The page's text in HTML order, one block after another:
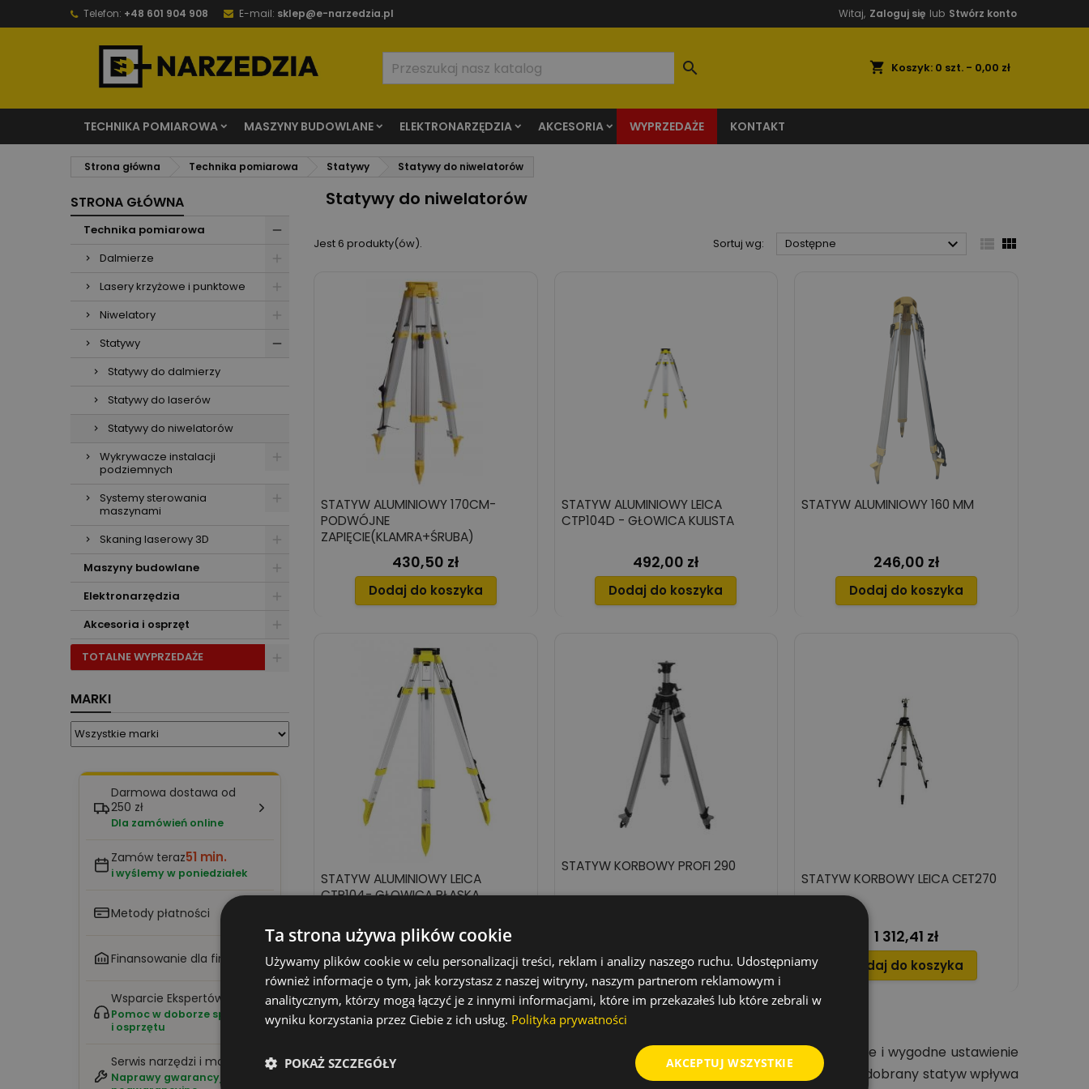
Telefon: +48 601 904 908 E-mail: sklep@e-narzedzia.pl Witaj, Zaloguj się lub Stwórz konto
shopping_cart Koszyk: 0 szt. - 0,00 zł

TECHNIKA POMIAROWA MASZYNY BUDOWLANE ELEKTRONARZĘDZIA AKCESORIA WYPRZEDAŻE KONTAKT
Strona główna Technika pomiarowa Statywy Statywy do niwelatorów
STRONA GŁÓWNA
Technika pomiarowa
Dalmierze
Lasery krzyżowe i punktowe
Niwelatory
Statywy
Statywy do dalmierzy
Statywy do laserów
Statywy do niwelatorów
Wykrywacze instalacji
podziemnych
Systemy sterowania
maszynami
Skaning laserowy 3D
Maszyny budowlane
Elektronarzędzia
Akcesoria i osprzęt
TOTALNE WYPRZEDAŻE
MARKI
Darmowa dostawa od
250 zł
Dla zamówień online
Zamów teraz51 min.
i wyślemy w poniedziałek
Metody płatności
Finansowanie dla firm
Wsparcie Ekspertów
Pomoc w doborze sprzętu
i osprzętu
Serwis narzędzi i maszyn
Naprawy gwarancyjne i
Statywy do niwelatorów
Jest 6 produkty(ów). Sortuj wg: Dostępne   
STATYW ALUMINIOWY 170CM-
PODWÓJNE
ZAPIĘCIE(KLAMRA+ŚRUBA)
Cena
430,50 zł
Dodaj do koszyka
STATYW ALUMINIOWY LEICA
CTP104D - GŁOWICA KULISTA
Cena
492,00 zł
Dodaj do koszyka
STATYW ALUMINIOWY 160 MM
Cena
246,00 zł
Dodaj do koszyka
STATYW ALUMINIOWY LEICA
CTP104- GŁOWICA PŁASKA
Cena
360,39 zł
Dodaj do koszyka
STATYW KORBOWY PROFI 290
Dodaj do koszyka
STATYW KORBOWY LEICA CET270
Cena
1 312,41 zł
Dodaj do koszyka
Wyświetlam 1-6 z 6 elementów
Statywy do niwelatorów to niezbędne akcesoria pomiarowe, które umożliwiają stabilne i wygodne ustawienie
niwelatora podczas prac budowlanych, geodezyjnych oraz terenowych. Odpowiednio dobrany statyw wpływa
Ta strona używa plików cookie
Używamy plików cookie w celu personalizacji treści, reklam i analizy naszego ruchu. Udostępniamy
również informacje o tym, jak korzystasz z naszej witryny, naszym partnerom reklamowym i
analitycznym, którzy mogą łączyć je z innymi informacjami, które im przekazałeś lub które zebrali w
wyniku korzystania przez Ciebie z ich usług. Polityka prywatności
AKCEPTUJ WSZYSTKIE
POKAŻ SZCZEGÓŁY